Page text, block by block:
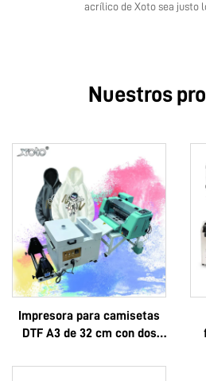
acrílico de Xoto sea justo
Nuestros
Impresora para camisetas
DTF A3 de 32 cm con dos
cabezales i1600A1